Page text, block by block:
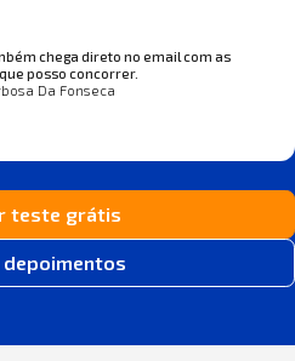
chega direto no email com as
posso concorrer.
Da Fonseca
teste grátis
depoimentos